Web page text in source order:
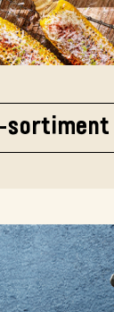
sortiment